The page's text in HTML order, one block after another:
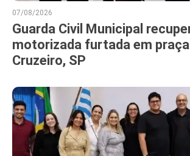
07/08/2026
Guarda Civil Municipal
motorizada furtada em
Cruzeiro, SP